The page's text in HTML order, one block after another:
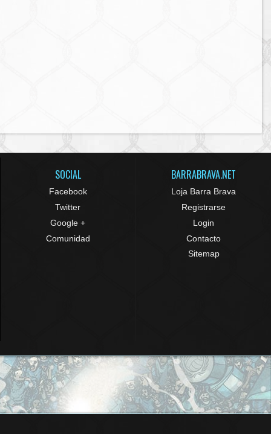
SOCIAL
Facebook
Twitter
Google +
Comunidad
BARRABRAVA.NET
Loja Barra Brava
Registrarse
Login
Contacto
Sitemap